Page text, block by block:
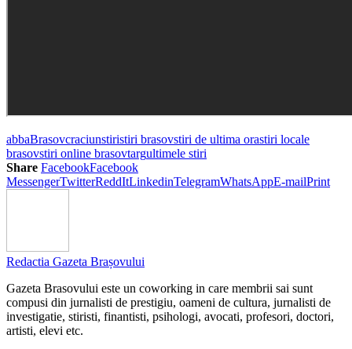
abbaBrasovcraciunstiristiri brasovstiri de ultima orastiri locale
brasovstiri online brasovtargultimele stiri
Share FacebookFacebook
MessengerTwitterReddItLinkedinTelegramWhatsAppE-mailPrint
Redactia Gazeta Brașovului
Gazeta Brasovului este un coworking in care membrii sai sunt
compusi din jurnalisti de prestigiu, oameni de cultura, jurnalisti de
investigatie, stiristi, finantisti, psihologi, avocati, profesori, doctori,
artisti, elevi etc.